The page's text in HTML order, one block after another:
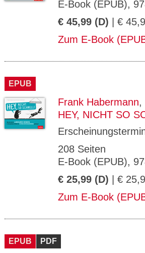
E-Book (EPUB),
€ 45,99 (D) | €
Zum E-Book
EPUB
Frank Habermann,
HEY, NICHT SO
208 Seiten
E-Book (EPUB),
€ 25,99 (D) | €
Zum E-Book
EPUB PDF